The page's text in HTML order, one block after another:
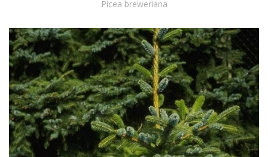
Picea breweriana